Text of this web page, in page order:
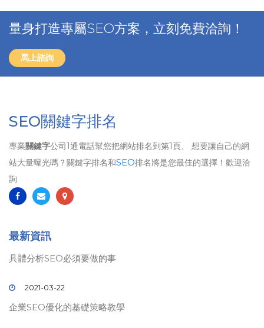
量身打造專屬SEO方案，立刻免費洽詢！
馬上諮詢
SEO關鍵字排名
專業關鍵字公司1通電話幫您把網站排名到第1頁、 想要讓自己的網
站大量曝光嗎？關鍵字排名和SEO排名將是您最佳的選擇！歡迎洽
詢
最新資訊
具體分析SEO必須要做的事
2021-03-22
企業SEO優化的基礎策略教學